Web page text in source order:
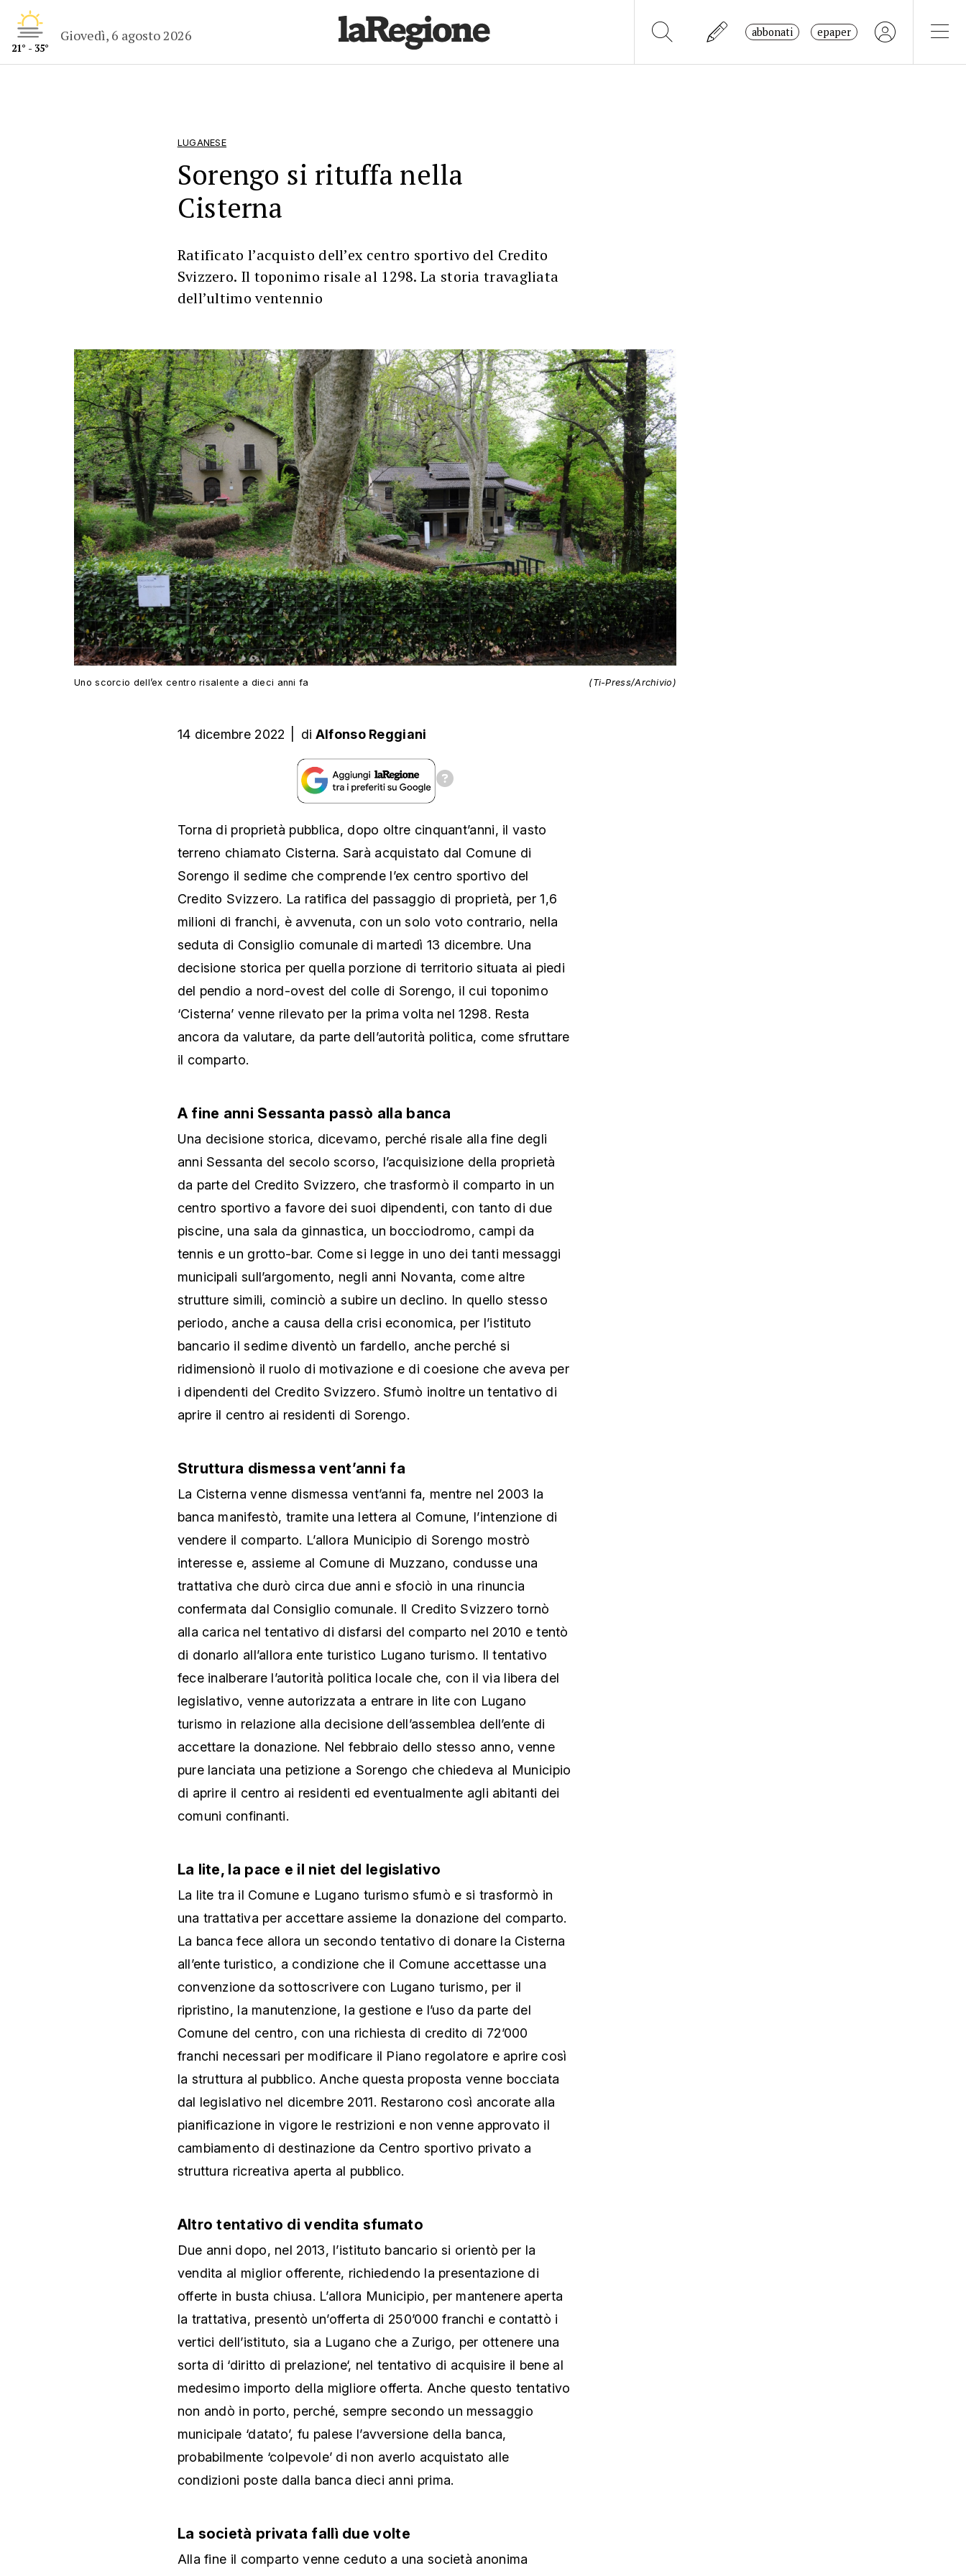
21° - 35°
Giovedì, 6 agosto 2026 abbonati epaper
LUGANESE
Sorengo si rituffa nella
Cisterna
Ratificato l’acquisto dell’ex centro sportivo del Credito
Svizzero. Il toponimo risale al 1298. La storia travagliata
dell’ultimo ventennio
Uno scorcio dell’ex centro risalente a dieci anni fa (Ti-Press/Archivio)
14 dicembre 2022 di Alfonso Reggiani
Torna di proprietà pubblica, dopo oltre cinquant’anni, il vasto
terreno chiamato Cisterna. Sarà acquistato dal Comune di
Sorengo il sedime che comprende l’ex centro sportivo del
Credito Svizzero. La ratifica del passaggio di proprietà, per 1,6
milioni di franchi, è avvenuta, con un solo voto contrario, nella
seduta di Consiglio comunale di martedì 13 dicembre. Una
decisione storica per quella porzione di territorio situata ai piedi
del pendio a nord-ovest del colle di Sorengo, il cui toponimo
‘Cisterna’ venne rilevato per la prima volta nel 1298. Resta
ancora da valutare, da parte dell’autorità politica, come sfruttare
il comparto.
A fine anni Sessanta passò alla banca
Una decisione storica, dicevamo, perché risale alla fine degli
anni Sessanta del secolo scorso, l’acquisizione della proprietà
da parte del Credito Svizzero, che trasformò il comparto in un
centro sportivo a favore dei suoi dipendenti, con tanto di due
piscine, una sala da ginnastica, un bocciodromo, campi da
tennis e un grotto-bar. Come si legge in uno dei tanti messaggi
municipali sull’argomento, negli anni Novanta, come altre
strutture simili, cominciò a subire un declino. In quello stesso
periodo, anche a causa della crisi economica, per l’istituto
bancario il sedime diventò un fardello, anche perché si
ridimensionò il ruolo di motivazione e di coesione che aveva per
i dipendenti del Credito Svizzero. Sfumò inoltre un tentativo di
aprire il centro ai residenti di Sorengo.
Struttura dismessa vent’anni fa
La Cisterna venne dismessa vent’anni fa, mentre nel 2003 la
banca manifestò, tramite una lettera al Comune, l’intenzione di
vendere il comparto. L’allora Municipio di Sorengo mostrò
interesse e, assieme al Comune di Muzzano, condusse una
trattativa che durò circa due anni e sfociò in una rinuncia
confermata dal Consiglio comunale. Il Credito Svizzero tornò
alla carica nel tentativo di disfarsi del comparto nel 2010 e tentò
di donarlo all’allora ente turistico Lugano turismo. Il tentativo
fece inalberare l’autorità politica locale che, con il via libera del
legislativo, venne autorizzata a entrare in lite con Lugano
turismo in relazione alla decisione dell’assemblea dell’ente di
accettare la donazione. Nel febbraio dello stesso anno, venne
pure lanciata una petizione a Sorengo che chiedeva al Municipio
di aprire il centro ai residenti ed eventualmente agli abitanti dei
comuni confinanti.
La lite, la pace e il niet del legislativo
La lite tra il Comune e Lugano turismo sfumò e si trasformò in
una trattativa per accettare assieme la donazione del comparto.
La banca fece allora un secondo tentativo di donare la Cisterna
all’ente turistico, a condizione che il Comune accettasse una
convenzione da sottoscrivere con Lugano turismo, per il
ripristino, la manutenzione, la gestione e l’uso da parte del
Comune del centro, con una richiesta di credito di 72’000
franchi necessari per modificare il Piano regolatore e aprire così
la struttura al pubblico. Anche questa proposta venne bocciata
dal legislativo nel dicembre 2011. Restarono così ancorate alla
pianificazione in vigore le restrizioni e non venne approvato il
cambiamento di destinazione da Centro sportivo privato a
struttura ricreativa aperta al pubblico.
Altro tentativo di vendita sfumato
Due anni dopo, nel 2013, l’istituto bancario si orientò per la
vendita al miglior offerente, richiedendo la presentazione di
offerte in busta chiusa. L’allora Municipio, per mantenere aperta
la trattativa, presentò un’offerta di 250’000 franchi e contattò i
vertici dell’istituto, sia a Lugano che a Zurigo, per ottenere una
sorta di ‘diritto di prelazione‘, nel tentativo di acquisire il bene al
medesimo importo della migliore offerta. Anche questo tentativo
non andò in porto, perché, sempre secondo un messaggio
municipale ‘datato’, fu palese l’avversione della banca,
probabilmente ‘colpevole’ di non averlo acquistato alle
condizioni poste dalla banca dieci anni prima.
La società privata fallì due volte
Alla fine il comparto venne ceduto a una società anonima